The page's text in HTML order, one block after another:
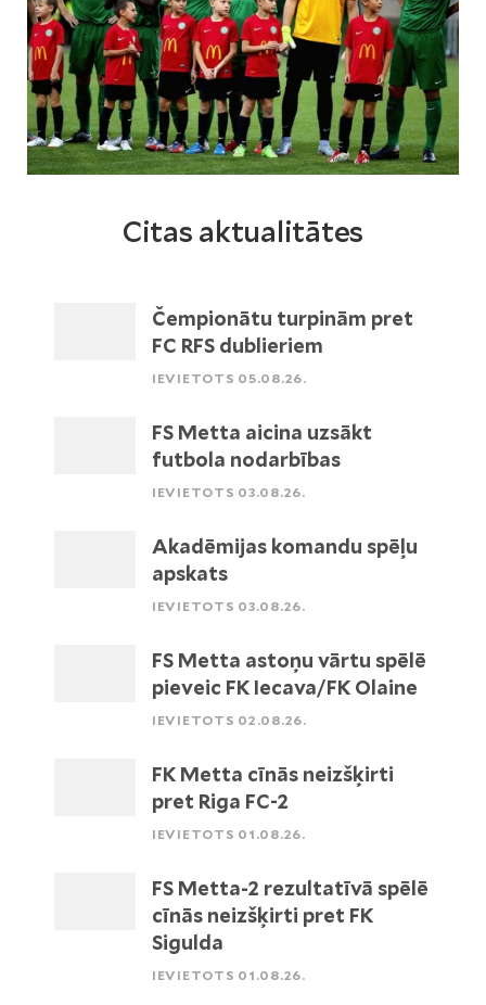
Citas aktualitātes
Čempionātu turpinām pret
FC RFS dublieriem
IEVIETOTS 05.08.26.
FS Metta aicina uzsākt
futbola nodarbības
IEVIETOTS 03.08.26.
Akadēmijas komandu spēļu
apskats
IEVIETOTS 03.08.26.
FS Metta astoņu vārtu spēlē
pieveic FK Iecava/FK Olaine
IEVIETOTS 02.08.26.
FK Metta cīnās neizšķirti
pret Riga FC-2
IEVIETOTS 01.08.26.
FS Metta-2 rezultatīvā spēlē
cīnās neizšķirti pret FK
Sigulda
IEVIETOTS 01.08.26.